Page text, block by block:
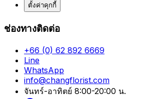
ตั้งค่าคุกกี้
ช่องทางติดต่อ
+66 (0) 62 892 6669
Line
WhatsApp
info@changflorist.com
จันทร์-อาทิตย์ 8:00-20:00 น.